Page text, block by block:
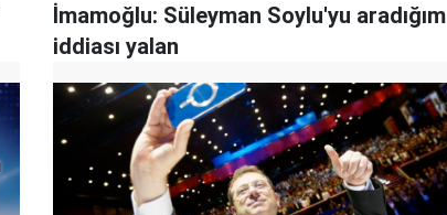
İmamoğlu: Süleyman Soylu'yu aradığım
iddiası yalan